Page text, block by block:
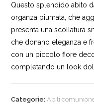
Questo splendido abito
organza piumata, che
presenta una scollatura
che donano eleganza e
con un piccolo fiore
completando un look
Categorie: Abiti